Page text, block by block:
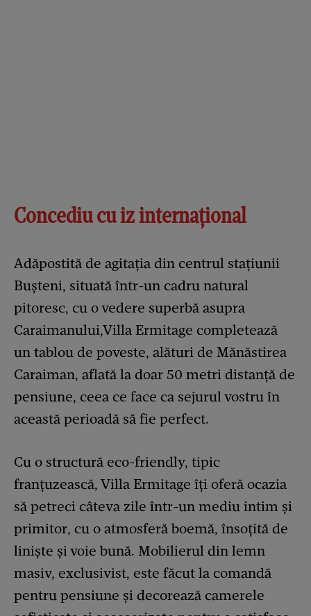
Concediu cu iz internațional
Adăpostită de agitația din centrul stațiunii
Bușteni, situată într-un cadru natural
pitoresc, cu o vedere superbă asupra
Caraimanului,Villa Ermitage completează
un tablou de poveste, alături de Mănăstirea
Caraiman, aflată la doar 50 metri distanță de
pensiune, ceea ce face ca sejurul vostru în
această perioadă să fie perfect.
Cu o structură eco-friendly, tipic
franțuzească, Villa Ermitage îți oferă ocazia
să petreci câteva zile într-un mediu intim și
primitor, cu o atmosferă boemă, însoțită de
liniște și voie bună. Mobilierul din lemn
masiv, exclusivist, este făcut la comandă
pentru pensiune și decorează camerele